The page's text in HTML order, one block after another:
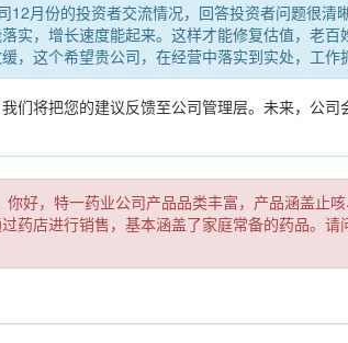
月份的投资者交流情况，回答投资者问题很清
实，增长速度能起来。这样才能修复估值，老
，这个希望贵公司，在经营中落实到实处，工作
们将把您的建议反馈至公司管理层。未来，公
，特一药业公司产品品类丰富，产品涵盖止
药店进行销售，基本涵盖了家庭常备的药品。